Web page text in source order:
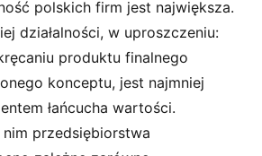
polskich firm jest największa.
działalności, w uproszczeniu:
produktu finalnego
konceptu, jest najmniej
łańcucha wartości.
przedsiębiorstwa